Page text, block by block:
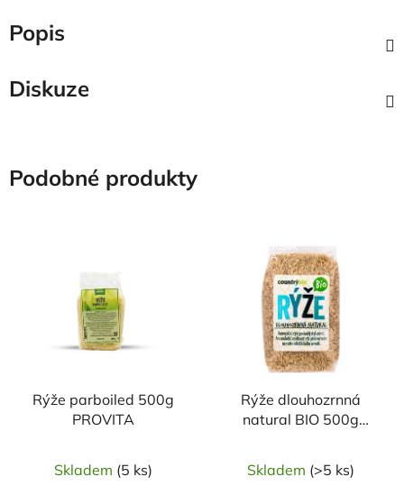
Popis
Diskuze
Podobné produkty
Rýže parboiled 500g
PROVITA
Skladem (5 ks)
NAŠE OVĚŘENÁ
VOLBA
Rýže dlouhozrnná
natural BIO 500g
Skladem (>5 ks)